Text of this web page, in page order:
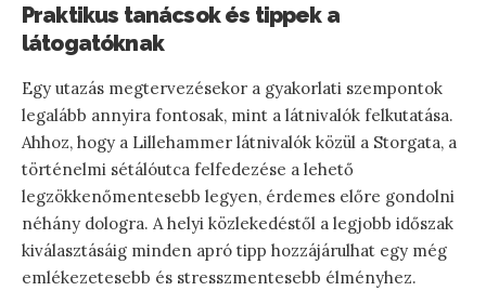
Praktikus tanácsok és tippek a
látogatóknak
Egy utazás megtervezésekor a gyakorlati szempontok
legalább annyira fontosak, mint a látnivalók felkutatása.
Ahhoz, hogy a Lillehammer látnivalók közül a Storgata, a
történelmi sétálóutca felfedezése a lehető
legzökkenőmentesebb legyen, érdemes előre gondolni
néhány dologra. A helyi közlekedéstől a legjobb időszak
kiválasztásáig minden apró tipp hozzájárulhat egy még
emlékezetesebb és stresszmentesebb élményhez.